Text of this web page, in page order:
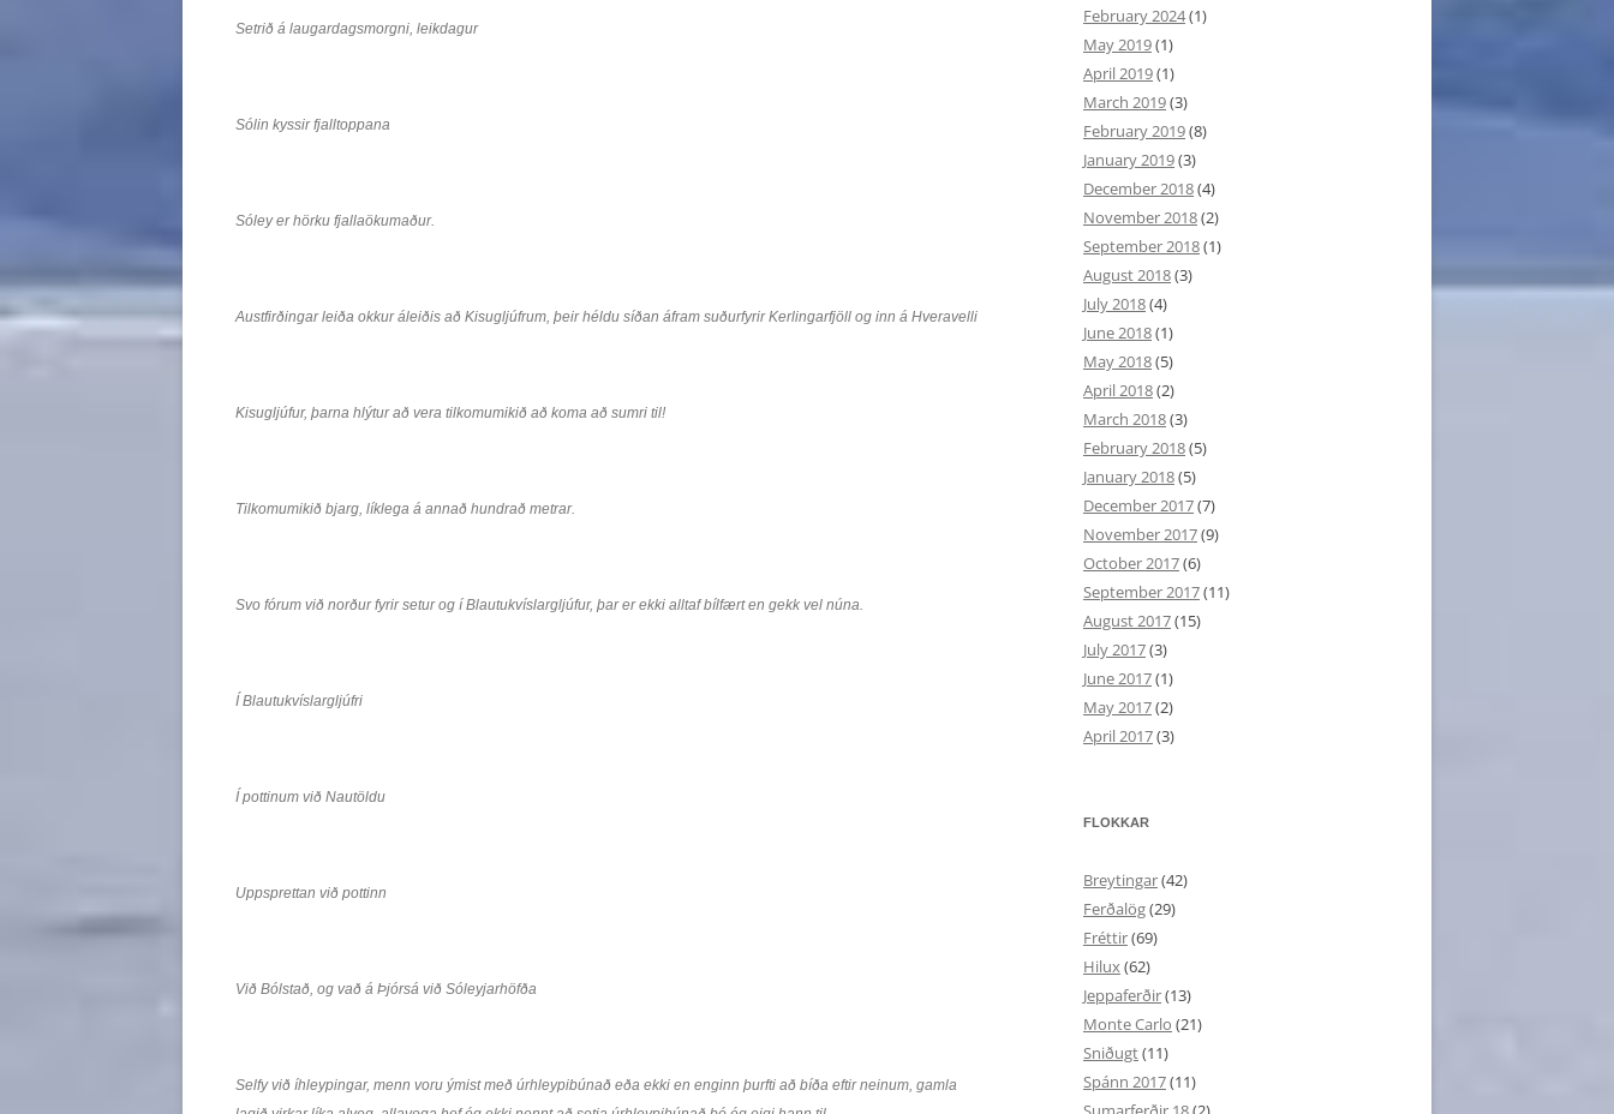
Setrið á laugardagsmorgni, leikdagur
Sólin kyssir fjalltoppana
Sóley er hörku fjallaökumaður.
Austfirðingar leiða okkur áleiðis að Kisugljúfrum, þeir héldu síðan áfram suðurfyrir Kerlingarfjöll og inn á Hveravelli
Kisugljúfur, þarna hlýtur að vera tilkomumikið að koma að sumri til!
Tilkomumikið bjarg, líklega á annað hundrað metrar.
Svo fórum við norður fyrir setur og í Blautukvíslargljúfur, þar er ekki alltaf bílfært en gekk vel núna.
Í Blautukvíslargljúfri
Í pottinum við Nautöldu
Uppsprettan við pottinn
Við Bólstað, og vað á Þjórsá við Sóleyjarhöfða
Selfy við íhleypingar, menn voru ýmist með úrhleypibúnað eða ekki en enginn þurfti að bíða eftir neinum, gamla
February 2024(1)
May 2019(1)
April 2019(1)
March 2019(3)
February 2019(8)
January 2019(3)
December 2018(4)
November 2018(2)
September 2018(1)
August 2018(3)
July 2018(4)
June 2018(1)
May 2018(5)
April 2018(2)
March 2018(3)
February 2018(5)
January 2018(5)
December 2017(7)
November 2017(9)
October 2017(6)
September 2017(11)
August 2017(15)
July 2017(3)
June 2017(1)
May 2017(2)
April 2017(3)
FLOKKAR
Breytingar(42)
Ferðalög(29)
Fréttir(69)
Hilux(62)
Jeppaferðir(13)
Monte Carlo (21)
Sniðugt(11)
Spánn 2017(11)